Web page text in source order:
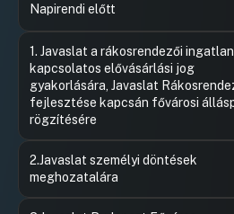
Napirendi előtt
1. Javaslat a rákosrendezői
kapcsolatos elővásárlási jog
gyakorlására, Javaslat
fejlesztése kapcsán fővárosi
rögzítésére
2.Javaslat személyi döntések
meghozatalára